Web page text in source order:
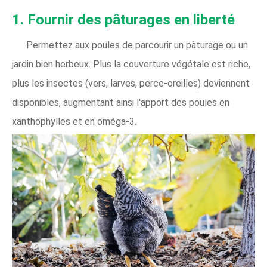
1. Fournir des pâturages en liberté
Permettez aux poules de parcourir un pâturage ou un
jardin bien herbeux. Plus la couverture végétale est riche,
plus les insectes (vers, larves, perce-oreilles) deviennent
disponibles, augmentant ainsi l'apport des poules en
xanthophylles et en oméga-3.